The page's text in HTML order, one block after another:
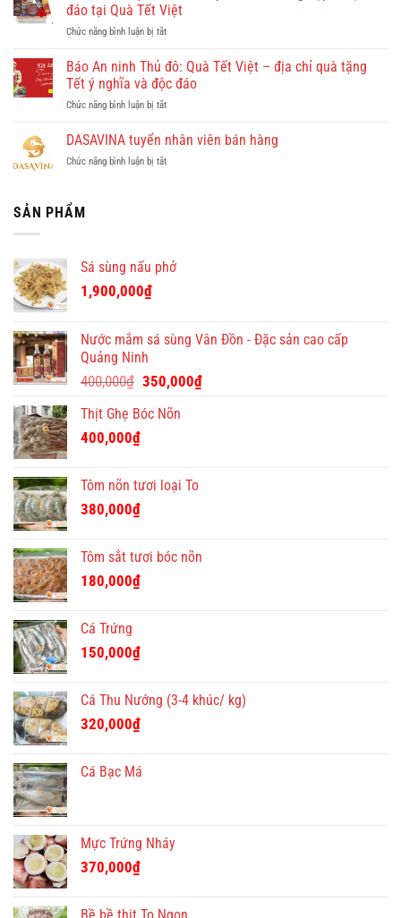
khám
phá
Quy
cùng
Dulichkhatvongviet.com
Báo
Định
Online
Hồng
Doan
–
ty
cho
giúp
theo
đáo tại Quà Tết Việt
Chức năng bình luận bị tắtở
khảo
quà
tết
cao
cho
nghiệp
Tết
Việt
Báo An ninh Thủ đô: Quà Tết Việt – địa chỉ quà tặng
Tết ý nghĩa và độc đáo
Chức năng bình luận bị tắtở
An
Thủ
chỉ
nghĩa
độc
đáo
DASAVINA tuyển nhân viên bán hàng
Chức năng bình luận bị tắtở
SẢN PHẨM
Sá sùng nấu phở
1,900,000₫
Nước mắm sá sùng Vân Đồn - Đặc sản cao cấp
Quảng Ninh
400,000₫ Giá
là:
350,000₫Giá
Thịt Ghẹ Bóc Nõn
400,000₫
Tôm nõn tươi loại To
380,000₫
Tôm sắt tươi bóc nõn
180,000₫
Cá Trứng
150,000₫
Cá Thu Nướng (3-4 khúc/ kg)
320,000₫
Cá Bạc Má
Mực Trứng Nháy
370,000₫